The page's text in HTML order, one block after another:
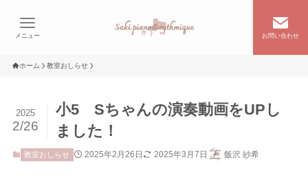
お問い合わせ
メニュー
ホーム 教室おしらせ
小5 Sちゃんの演奏動画をUPし
ました！
2025
2/26
教室おしらせ 2025年2月26日 2025年3月7日 飯沢 紗希